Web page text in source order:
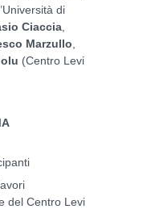
di
Ciaccia
Marzullo
(Centro Levi
del Centro Levi